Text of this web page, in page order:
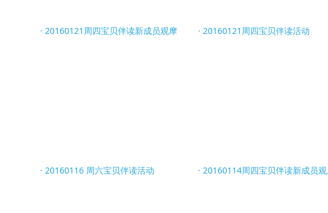
20160121周四宝贝伴读新成员观摩 20160121周四宝贝伴读活动
20160116 周六宝贝伴读活动 20160114周四宝贝伴读新成员